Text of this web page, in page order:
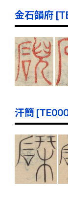
金石韻府
汗簡